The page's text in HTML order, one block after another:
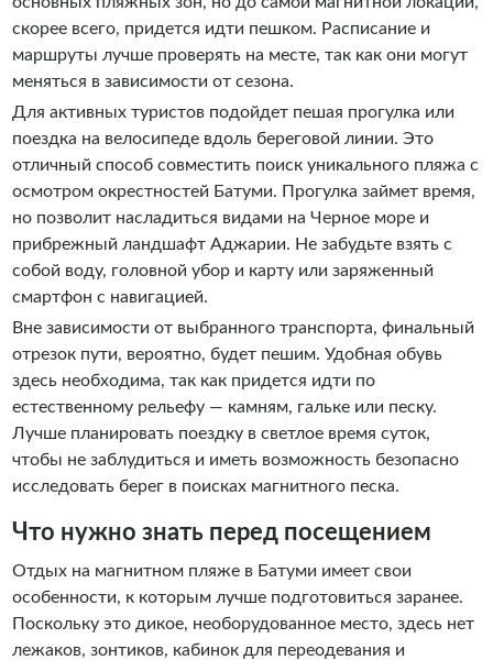
скорее всего, придется идти пешком. Расписание и
маршруты лучше проверять на месте, так как они могут
меняться в зависимости от сезона.
Для активных туристов подойдет пешая прогулка или
поездка на велосипеде вдоль береговой линии. Это
отличный способ совместить поиск уникального пляжа с
осмотром окрестностей Батуми. Прогулка займет время,
но позволит насладиться видами на Черное море и
прибрежный ландшафт Аджарии. Не забудьте взять с
собой воду, головной убор и карту или заряженный
смартфон с навигацией.
Вне зависимости от выбранного транспорта, финальный
отрезок пути, вероятно, будет пешим. Удобная обувь
здесь необходима, так как придется идти по
естественному рельефу — камням, гальке или песку.
Лучше планировать поездку в светлое время суток,
чтобы не заблудиться и иметь возможность безопасно
исследовать берег в поисках магнитного песка.
Что нужно знать перед посещением
Отдых на магнитном пляже в Батуми имеет свои
особенности, к которым лучше подготовиться заранее.
Поскольку это дикое, необорудованное место, здесь нет
лежаков, зонтиков, кабинок для переодевания и